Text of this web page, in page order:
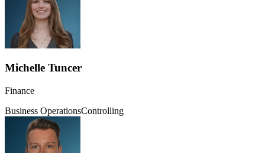
Michelle Tuncer
Finance
Business OperationsControlling